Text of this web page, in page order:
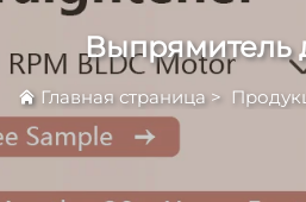
Выпрямитель
Главная страница>